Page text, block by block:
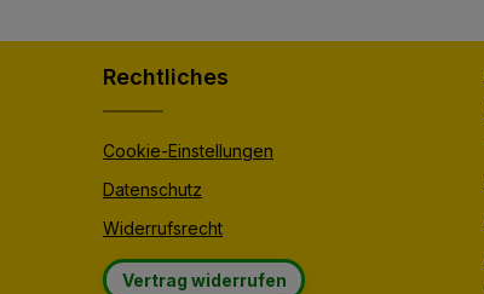
Rechtliches
Cookie-Einstellungen
Datenschutz
Widerrufsrecht
Vertrag widerrufen